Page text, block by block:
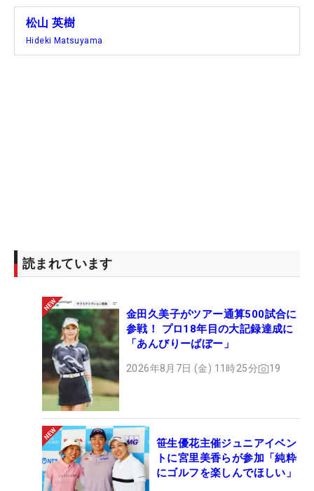
松山 英樹
Hideki Matsuyama
読まれています
金田久美子がツアー通算500試合に
参戦！ プロ18年目の大記録達成に
「あんびりーばぼー」
2026年8月7日 (金) 11時25分 19
笹生優花主催ジュニアイベン
トに宮里美香らが参加「純粋
にゴルフを楽しんでほしい」